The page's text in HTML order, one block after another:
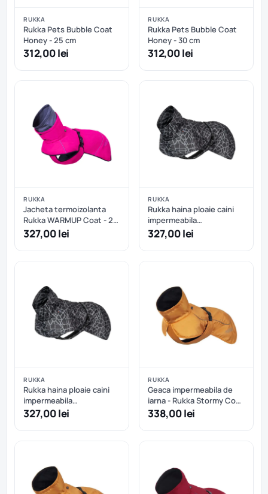
RUKKA
Rukka Pets Bubble Coat
Honey - 25 cm
312,00 lei
RUKKA
Rukka Pets Bubble Coat
Honey - 30 cm
312,00 lei
RUKKA
Jacheta termoizolanta
Rukka WARMUP Coat - 25
cm
327,00 lei
RUKKA
Rukka haina ploaie caini
impermeabila
reflectorizanta - Dark - 50
327,00 lei
RUKKA
Rukka haina ploaie caini
impermeabila
reflectorizanta - Dark - 55
327,00 lei
RUKKA
Geaca impermeabila de
iarna - Rukka Stormy Coat
- Abricot - 35 cm
338,00 lei